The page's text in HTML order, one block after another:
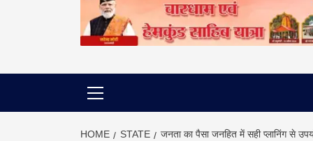
HOME STATE जनता का पैसा जनहित में सही प्लानिंग से